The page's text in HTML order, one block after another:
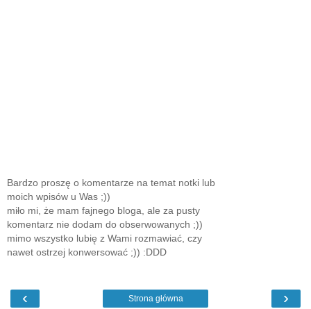
Bardzo proszę o komentarze na temat notki lub
moich wpisów u Was ;))
miło mi, że mam fajnego bloga, ale za pusty
komentarz nie dodam do obserwowanych ;))
mimo wszystko lubię z Wami rozmawiać, czy
nawet ostrzej konwersować ;)) :DDD
‹ ›
Strona główna